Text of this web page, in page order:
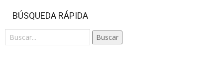
BÚSQUEDA RÁPIDA
Buscar